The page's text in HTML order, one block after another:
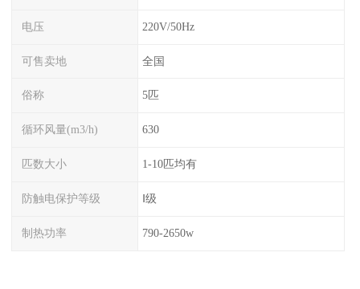
电压 220V/50Hz
可售卖地 全国
俗称 5匹
循环风量(m3/h) 630
匹数大小 1-10匹均有
防触电保护等级 Ⅰ级
制热功率 790-2650w